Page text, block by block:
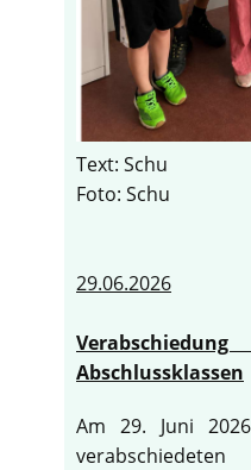
Text: Schu
Foto: Schu
29.06.2026
Abschlussklassen
Am 29. Juni